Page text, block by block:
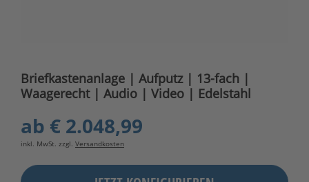
Briefkastenanlage | Aufputz | 13-fach |
Waagerecht | Audio | Video | Edelstahl
ab € 2.048,99
inkl. MwSt. zzgl. Versandkosten